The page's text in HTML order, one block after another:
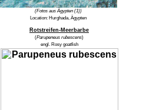
(Fotos aus Ägypten (1))
Location: Hurghada, Ägypten
Rotstreifen-Meerbarbe
(Parupeneus rubescens)
engl. Rosy goatfish